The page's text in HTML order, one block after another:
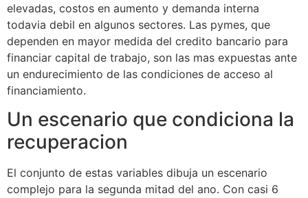
elevadas, costos en aumento y demanda interna
todavia debil en algunos sectores. Las pymes, que
dependen en mayor medida del credito bancario para
financiar capital de trabajo, son las mas expuestas ante
un endurecimiento de las condiciones de acceso al
financiamiento.
Un escenario que condiciona la
recuperacion
El conjunto de estas variables dibuja un escenario
complejo para la segunda mitad del ano. Con casi 6